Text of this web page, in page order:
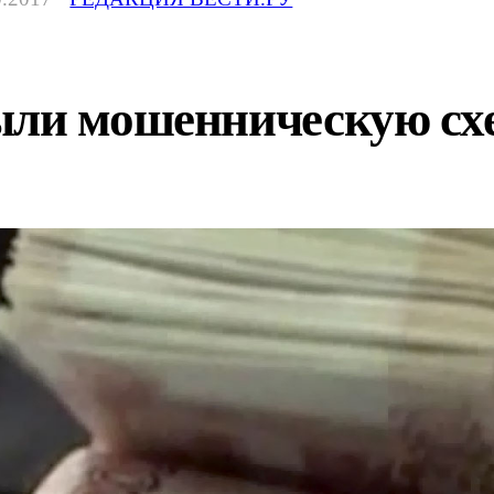
мошенническую